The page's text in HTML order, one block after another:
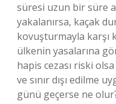
süresi uzun bir süre
yakalanırsa, kaçak
kovuşturmayla karşı
ülkenin yasalarına
hapis cezası riski
ve sınır dışı edilme
günü geçerse ne